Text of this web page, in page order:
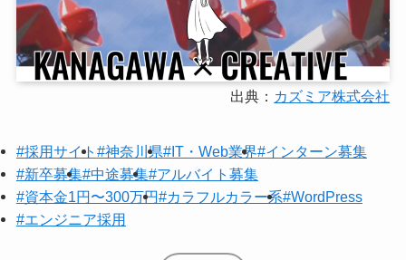
出典： カズミア株式会社
#採用サイト #神奈川県#IT・Web業界#インターン募集
#新卒募集#中途募集#アルバイト募集
#資本金1円〜300万円#カラフルカラー系#WordPress
#エンジニア採用